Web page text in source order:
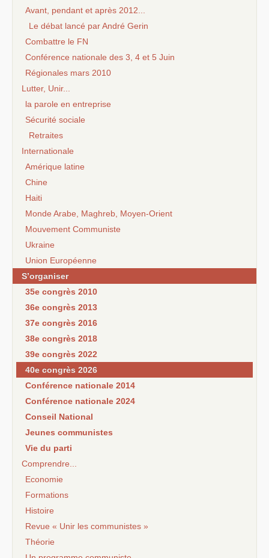
Avant, pendant et après 2012...
Le débat lancé par André Gerin
Combattre le FN
Conférence nationale des 3, 4 et 5 Juin
Régionales mars 2010
Lutter, Unir...
la parole en entreprise
Sécurité sociale
Retraites
Internationale
Amérique latine
Chine
Haiti
Monde Arabe, Maghreb, Moyen-Orient
Mouvement Communiste
Ukraine
Union Européenne
S’organiser
35e congrès 2010
36e congrès 2013
37e congrès 2016
38e congrès 2018
39e congrès 2022
40e congrès 2026
Conférence nationale 2014
Conférence nationale 2024
Conseil National
Jeunes communistes
Vie du parti
Comprendre...
Economie
Formations
Histoire
Revue « Unir les communistes »
Théorie